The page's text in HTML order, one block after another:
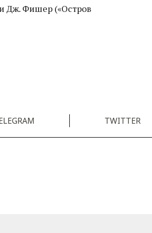
Дж. Фишер («Остров
TWITTER